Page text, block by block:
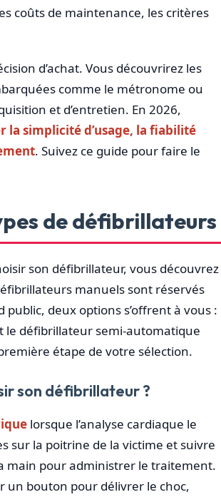
coûts de maintenance, les critères
d’achat. Vous découvrirez les
comme le métronome ou
et d’entretien. En 2026,
simplicité d’usage, la fiabilité
. Suivez ce guide pour faire le
de défibrillateurs
son défibrillateur, vous découvrez
manuels sont réservés
deux options s’offrent à vous :
le défibrillateur semi-automatique
étape de votre sélection.
son défibrillateur ?
lorsque l’analyse cardiaque le
sur la poitrine de la victime et suivre
main pour administrer le traitement.
un bouton pour délivrer le choc,